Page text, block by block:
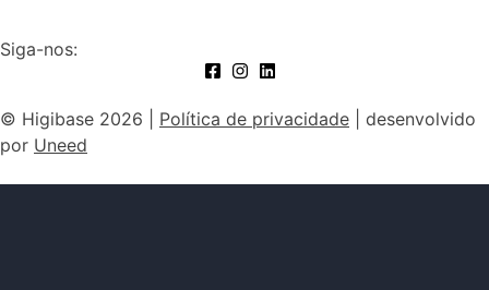
Siga-nos:
© Higibase 2026 | Política de privacidade | desenvolvido
por Uneed